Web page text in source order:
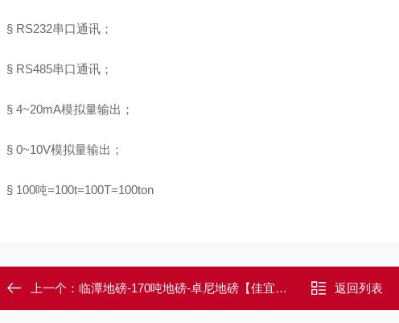
§ RS232串口通讯；
§ RS485串口通讯；
§ 4~20mA模拟量输出；
§ 0~10V模拟量输出；
§ 100吨=100t=100T=100ton
上一个： 临潭地磅-170吨地磅-卓尼地磅【佳宜电子】 返回列表